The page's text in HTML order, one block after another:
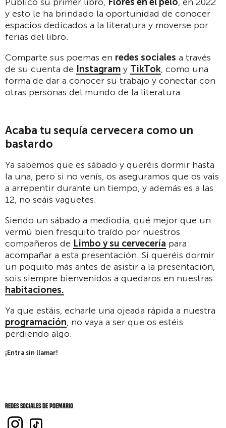
y esto le ha brindado la oportunidad de conocer
espacios dedicados a la literatura y moverse por
ferias del libro.
Comparte sus poemas en redes sociales a través
de su cuenta de Instagram y TikTok, como una
forma de dar a conocer su trabajo y conectar con
otras personas del mundo de la literatura.
Acaba tu sequía cervecera como un
bastardo
Ya sabemos que es sábado y queréis dormir hasta
la una, pero si no venís, os aseguramos que os vais
a arrepentir durante un tiempo, y además es a las
12, no seáis vaguetes.
Siendo un sábado a mediodía, qué mejor que un
vermú bien fresquito traído por nuestros
compañeros de Limbo y su cervecería para
acompañar a esta presentación. Si queréis dormir
un poquito más antes de asistir a la presentación,
sois siempre bienvenidos a quedaros en nuestras
habitaciones.
Ya que estáis, echarle una ojeada rápida a nuestra
programación, no vaya a ser que os estéis
perdiendo algo.
¡Entra sin llamar!
Redes sociales de Poemario